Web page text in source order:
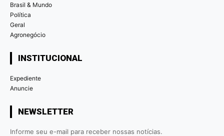
Brasil & Mundo
Política
Geral
Agronegócio
INSTITUCIONAL
Expediente
Anuncie
NEWSLETTER
Informe seu e-mail para receber nossas notícias.